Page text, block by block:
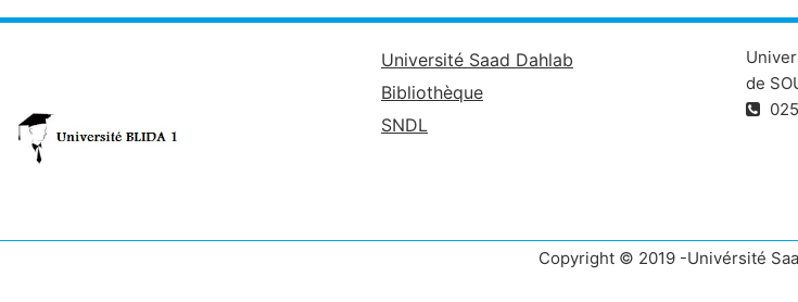
Université Saad Dahlab
Bibliothèque
SNDL
de
Copyright © 2019 -Univérsité